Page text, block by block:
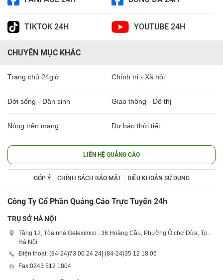
TIKTOK 24H YOUTUBE 24H
CHUYÊN MỤC KHÁC
Trang chủ 24giờ Chính trị - Xã hội
Đời sống - Dân sinh Giao thông - Đô thị
Nóng trên mạng Dự báo thời tiết
LIÊN HỆ QUẢNG CÁO
GÓP Ý CHÍNH SÁCH BẢO MẬT ĐIỀU KHOẢN SỬ DỤNG
Công Ty Cổ Phần Quảng Cáo Trực Tuyến 24h
TRỤ SỞ HÀ NỘI
Tầng 12, Tòa nhà Geleximco , 36 Hoàng Cầu, Phường Ô chợ Dừa, Tp.
Hà Nội
Điện thoại: (84-24)73 00 24 24| (84-24)35 12 18 06
Fax:0243 512 1804